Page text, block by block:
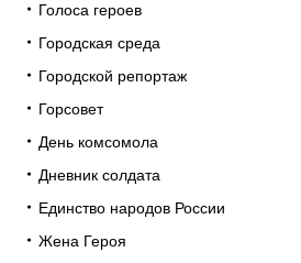
Голоса героев
Городская среда
Городской репортаж
Горсовет
День комсомола
Дневник солдата
Единство народов России
Жена Героя